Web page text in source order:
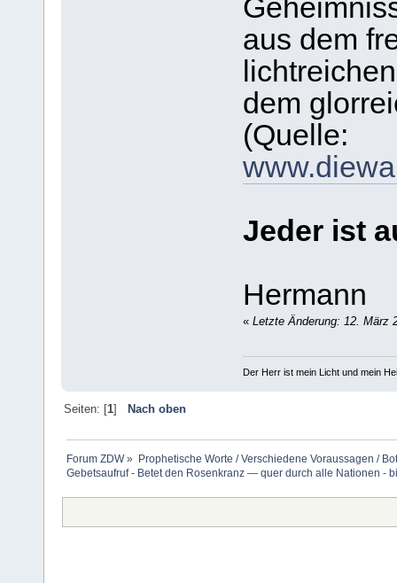
aus dem
dem
(Quelle:
Jeder ist
Hermann
« Letzte Änderung: 12. März
Der Herr ist mein Licht und mein
Seiten: [1] Nach oben
Forum ZDW» Prophetische Worte / Verschiedene Voraussagen /
Gebetsaufruf - Betet den Rosenkranz — quer durch alle Nationen -